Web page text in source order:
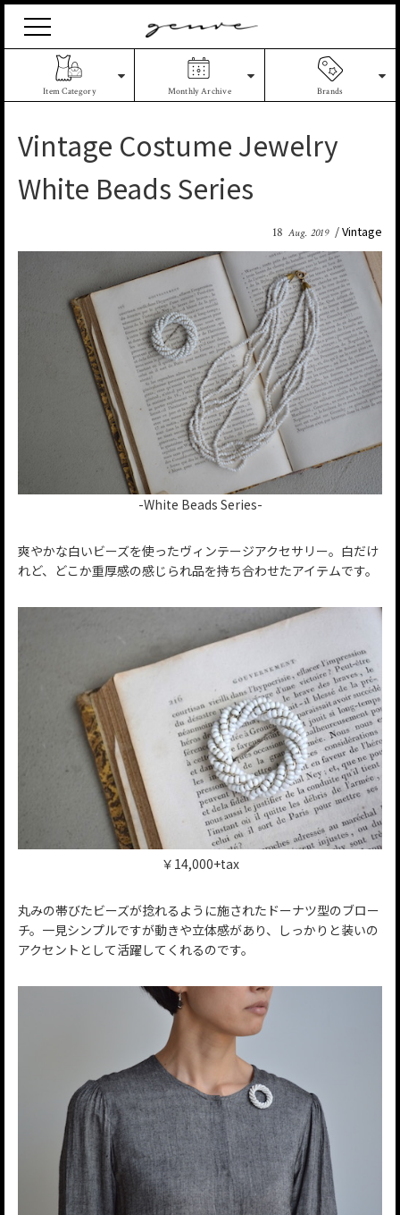
Antique
Jewelry
Item Category Monthly Archive Brands
Vintage Costume Jewelry
White Beads Series
18 Aug. 2019 Vintage
-White Beads Series-
爽やかな白いビーズを使ったヴィンテージアクセサリー。白だけ
れど、どこか重厚感の感じられ品を持ち合わせたアイテムです。
￥14,000+tax
丸みの帯びたビーズが捻れるように施されたドーナツ型のブロー
チ。一見シンプルですが動きや立体感があり、しっかりと装いの
アクセントとして活躍してくれるのです。